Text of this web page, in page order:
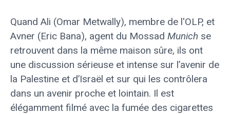
Quand Ali (Omar Metwally), membre de l'OLP, et
Avner (Eric Bana), agent du Mossad Munich se
retrouvent dans la même maison sûre, ils ont
une discussion sérieuse et intense sur l’avenir de
la Palestine et d’Israël et sur qui les contrôlera
dans un avenir proche et lointain. Il est
élégamment filmé avec la fumée des cigarettes